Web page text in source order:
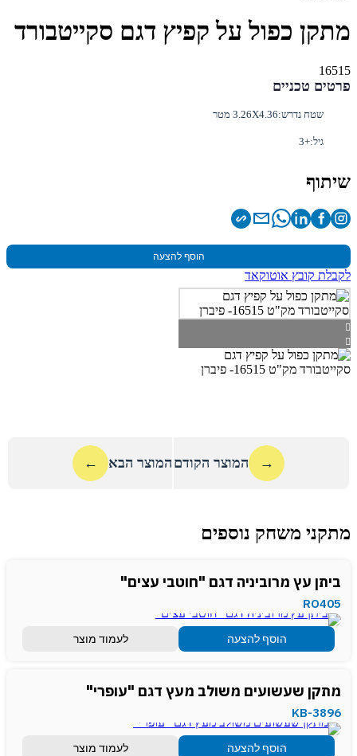
מתקן כפול על קפיץ דגם סקייטבורד
16515
פרטים טכניים
שטח נדרש:3.26X4.36 מטר
גיל:+3
שיתוף
הוסף להצעה
לקבלת קובץ אוטוקאד
→ המוצר הקודם המוצר הבא ←
מתקני משחק נוספים
ביתן עץ מרוביניה דגם "חוטבי עצים"
RO405
הוסף להצעה לעמוד מוצר
מתקן שעשועים משולב מעץ דגם "עופרי"
KB-3896
הוסף להצעה לעמוד מוצר